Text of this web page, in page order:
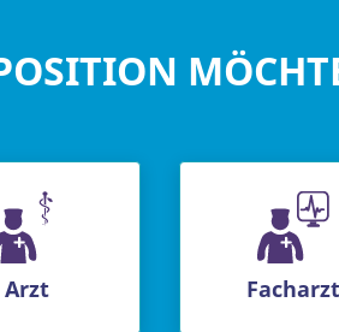
Arzt Facharzt